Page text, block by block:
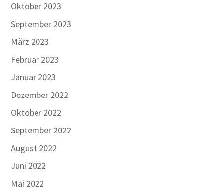
Oktober 2023
September 2023
März 2023
Februar 2023
Januar 2023
Dezember 2022
Oktober 2022
September 2022
August 2022
Juni 2022
Mai 2022